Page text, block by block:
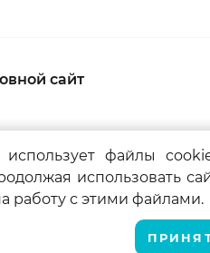
сайт
мобильных устройств
использует файлы
использовать
работу с этими файлами.